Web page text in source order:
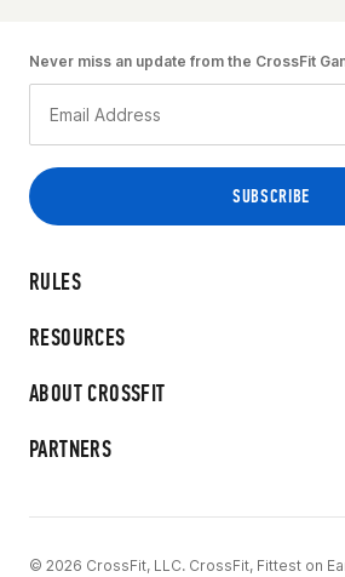
RULES
RESOURCES
ABOUT CROSSFIT
PARTNERS
Never miss an update from the CrossFit
© 2026 CrossFit, LLC. CrossFit, Fittest on